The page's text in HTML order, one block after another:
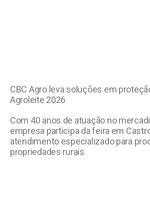
CBC Agro leva soluções em
Agroleite 2026
Com 40 anos de atuação no
empresa participa da feira em
atendimento especializado para
propriedades rurais